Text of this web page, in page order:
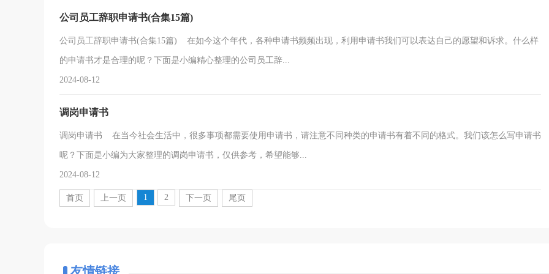
公司员工辞职申请书(合集15篇)
公司员工辞职申请书(合集15篇) 在如今这个年代，各种申请书频频出现，利用申请书我们可以表达自己的愿望和诉求。什么样
的申请书才是合理的呢？下面是小编精心整理的公司员工辞...
2024-08-12
调岗申请书
调岗申请书 在当今社会生活中，很多事项都需要使用申请书，请注意不同种类的申请书有着不同的格式。我们该怎么写申请书
呢？下面是小编为大家整理的调岗申请书，仅供参考，希望能够...
2024-08-12
首页 上一页 1 2 下一页 尾页
友情链接